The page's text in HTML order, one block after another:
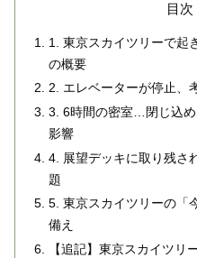
目次
1. 東京スカイツリーで起
の概要
2. エレベーターが停止、
3. 6時間の密室…閉じ込
影響
4. 展望デッキに取り残さ
題
5. 東京スカイツリーの「
備え
【追記】東京スカイツリ